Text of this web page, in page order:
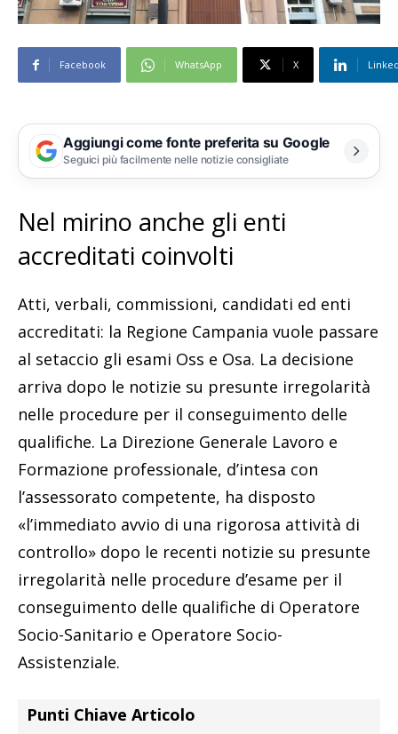
Facebook WhatsApp X
Aggiungi come fonte preferita su Google
Seguici più facilmente nelle notizie consigliate
Nel mirino anche gli enti
accreditati coinvolti
Atti, verbali, commissioni, candidati ed enti
accreditati: la Regione Campania vuole passare
al setaccio gli esami Oss e Osa. La decisione
arriva dopo le notizie su presunte irregolarità
nelle procedure per il conseguimento delle
qualifiche. La Direzione Generale Lavoro e
Formazione professionale, d’intesa con
l’assessorato competente, ha disposto
«l’immediato avvio di una rigorosa attività di
controllo» dopo le recenti notizie su presunte
irregolarità nelle procedure d’esame per il
conseguimento delle qualifiche di Operatore
Socio-Sanitario e Operatore Socio-
Assistenziale.
Punti Chiave Articolo